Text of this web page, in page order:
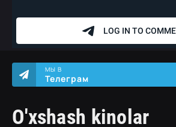
O'xshash kinolar
МЫ В
Телеграм